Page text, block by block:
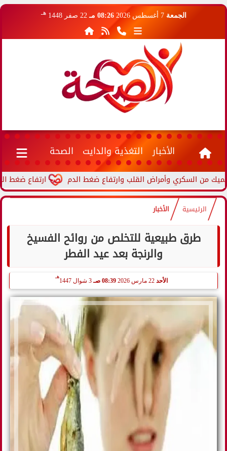
الجمعة 7 أغسطس 2026 08:26 مـ 22 صفر 1448 هـ
الأخبار التغذية والدايت الصحة
ارتفاع ضغط الدم
الرئيسية الأخبار
طرق طبيعية للتخلص من روائح الفسيخ
والرنجة بعد عيد الفطر
الأحد 08:39 صـ 3 شوال 1447
هـ